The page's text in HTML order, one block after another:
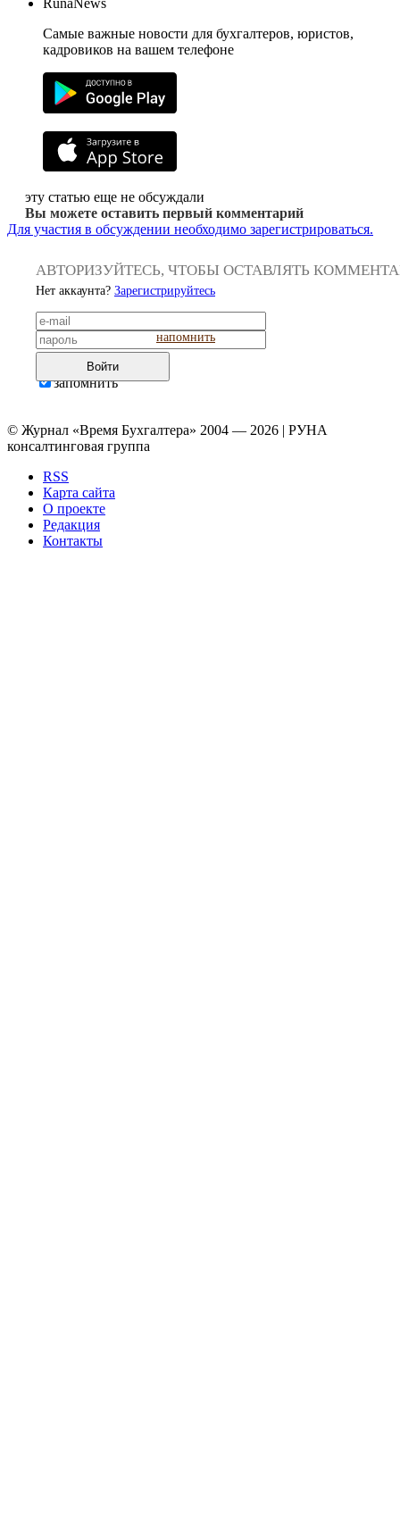
Самые важные новости для бухгалтеров, юристов,
кадровиков на вашем телефоне
эту статью еще не обсуждали
Вы можете оставить первый комментарий
Для участия в обсуждении необходимо зарегистрироваться.
АВТОРИЗУЙТЕСЬ, ЧТОБЫ ОСТАВЛЯТЬ
Нет аккаунта? Зарегистрируйтесь
напомнить
Войти
запомнить
© Журнал «Время Бухгалтера» 2004 — 2026 | РУНА
консалтинговая группа
RSS
Карта сайта
О проекте
Редакция
Контакты